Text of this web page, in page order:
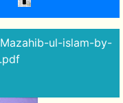
ul-islam-by-